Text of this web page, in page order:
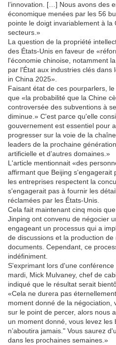
l’innovation. […] Nous avons des
économique menées par les 56
pointe le doigt invariablement à
secteurs.»
La question de la propriété
des États-Unis en faveur de
l'économie chinoise, notamment
par l'État aux industries clés
in China 2025».
Faisant état de ces pourparlers, le
que «la probabilité que la Chine
controversée des subventions à
diminue.» C'est parce qu'elle
gouvernement est essentiel pour
progresser sur la voie de la
leaders de la prochaine
artificielle et d’autres domaines.»
L'article mentionnait «des
affirmant que Beijing s'engagerait
les entreprises respectent la
s'engagerait pas à fournir les
réclamées par les États-Unis.
Cela fait maintenant cinq mois
Jinping ont convenu de négocier
engageant un processus qui a
de discussions et la production
documents. Cependant, ce
indéfiniment.
S'exprimant lors d'une
mardi, Mick Mulvaney, chef de
indiqué que le résultat serait
«Cela ne durera pas
moment donné de la négociation,
sur le point de percer, alors nous
un moment donné, vous levez les
n’aboutira jamais." Vous saurez
dans les prochaines semaines.»